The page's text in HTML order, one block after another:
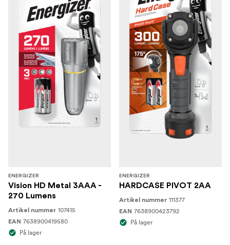
ENERGIZER
Vision HD Metal 3AAA -
270 Lumens
Artikel nummer 107415
EAN 7638900419580
På lager
ENERGIZER
HARDCASE PIVOT 2AA
Artikel nummer 111377
EAN 7638900423792
På lager